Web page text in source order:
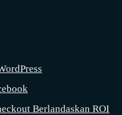
Berlandaskan ROI